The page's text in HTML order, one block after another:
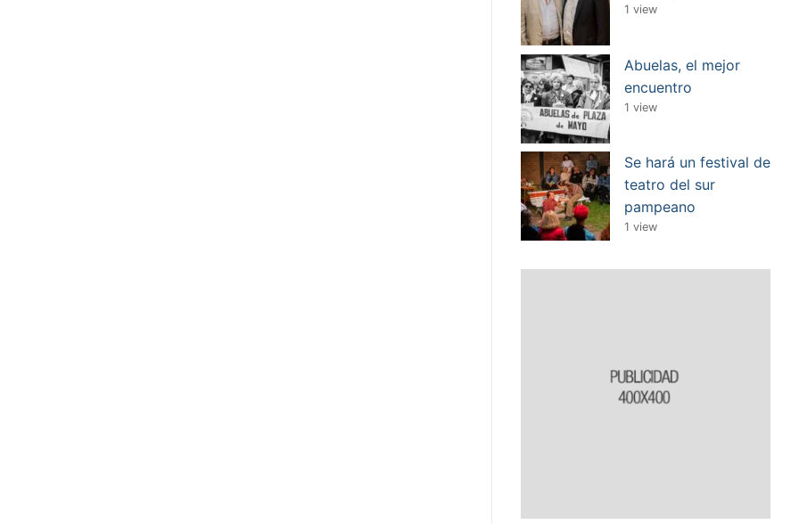
1 view
Abuelas, el mejor
encuentro
1 view
Se hará un festival de
teatro del sur
pampeano
1 view